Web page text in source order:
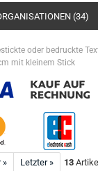
(34)
oder bedruckte
mit kleinem Stick
» Letzter » 13